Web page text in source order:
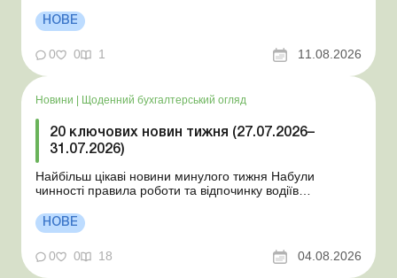
практичних ситуацій: лист від 10.07.2026 НБУ
унормовав порядок примусового списання коштів без
нової Об’є...
НОВЕ
0 0 1 11.08.2026
Новини Щоденний бухгалтерський огляд
20 ключових новин тижня (27.07.2026–
31.07.2026)
Найбільш цікаві новини минулого тижня Набули
чинності правила роботи та відпочинку водіїв
стан Для сільгосппідприємств і ФОП запроваджено нові
одноразові статистичні форми З 2 серпня змінюється
порядок зарахування окремих періодів роботи до стр...
НОВЕ
0 0 18 04.08.2026